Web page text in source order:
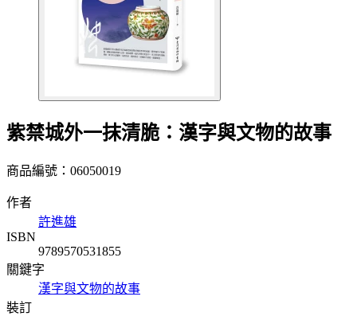
紫禁城外一抹清脆：漢字與文物的故事
商品編號：06050019
作者
許進雄
ISBN
9789570531855
關鍵字
漢字與文物的故事
裝訂